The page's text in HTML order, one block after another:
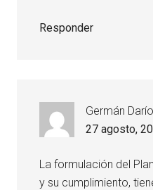
Responder
Germán
27 agosto,
La formulación del
y su cumplimiento,